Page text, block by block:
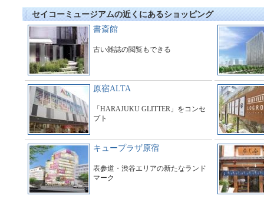
セイコーミュージアムの近くにあるショッピング
書斎館
古い雑誌の閲覧もできる
原宿ALTA
「HARAJUKU GLITTER」をコンセ
プト
キュープラザ原宿
表参道・渋谷エリアの新たなランド
マーク